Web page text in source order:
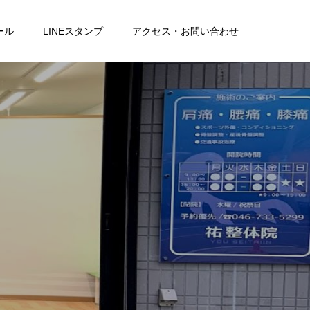
ル LINEスタンプ アクセス・お問い合わせ